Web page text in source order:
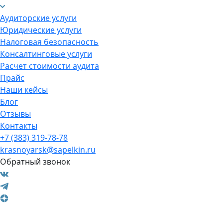
Аудиторские услуги
Юридические услуги
Налоговая безопасность
Консалтинговые услуги
Расчет стоимости аудита
Прайс
Наши кейсы
Блог
Отзывы
Контакты
+7 (383) 319-78-78
krasnoyarsk@sapelkin.ru
Обратный звонок